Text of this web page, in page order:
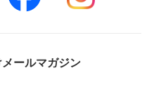
ールマガジン